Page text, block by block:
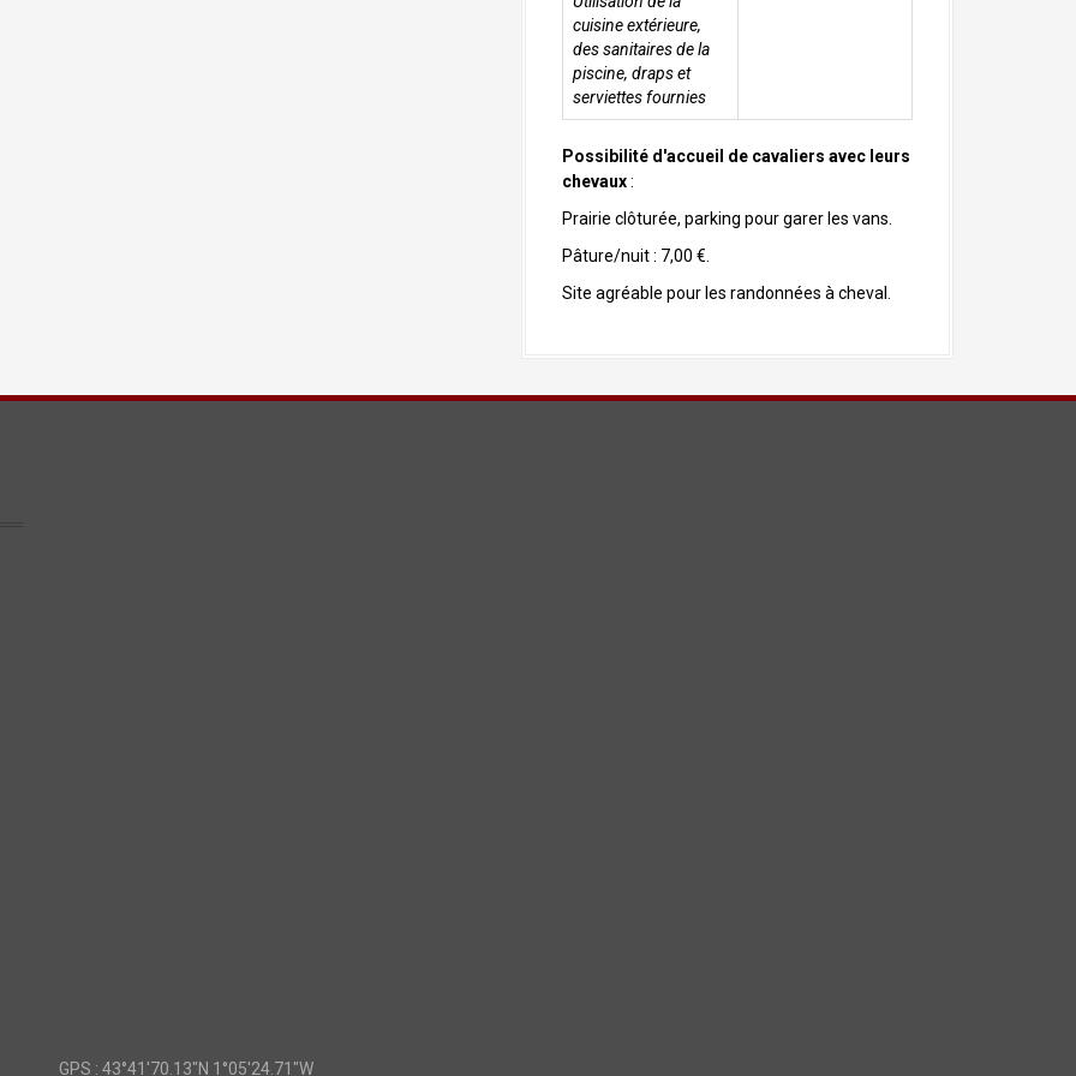
cuisine extérieure,
des sanitaires de la
piscine, draps et
serviettes fournies
Possibilité d'accueil de cavaliers avec leurs
chevaux:
Prairie clôturée, parking pour garer les vans.
Pâture/nuit : 7,00 €.
Site agréable pour les randonnées à cheval.
GPS : 43°41'70.13"N 1°05'24.71"W